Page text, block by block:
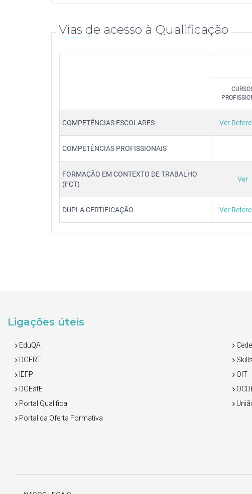
Vias de acesso à Qualificação
COMPETÊNCIAS ESCOLARES Ver
COMPETÊNCIAS PROFISSIONAIS
FORMAÇÃO EM CONTEXTO DE TRABALHO
(FCT)
Ver
DUPLA CERTIFICAÇÃO Ver
Ligações úteis
EduQA
DGERT
IEFP
DGEstE
Portal Qualifica
Portal da Oferta Formativa
OIT